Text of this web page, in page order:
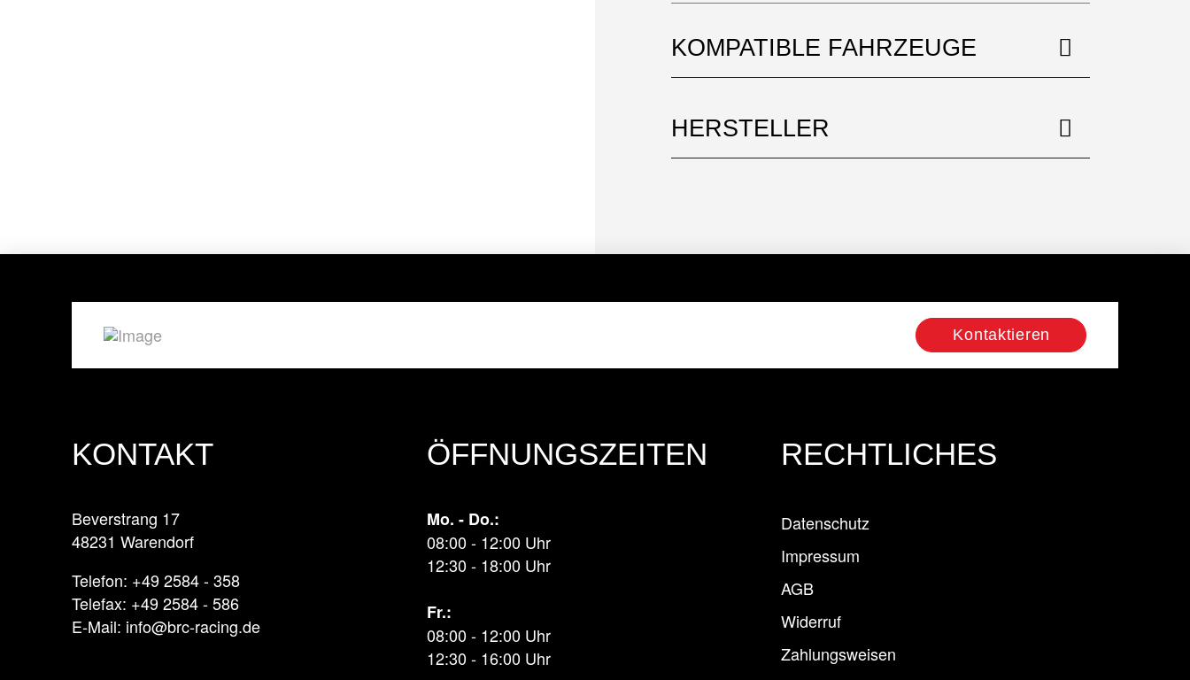
KOMPATIBLE FAHRZEUGE
HERSTELLER
Kontaktieren
KONTAKT
Beverstrang 17
48231 Warendorf
Telefon: +49 2584 - 358
Telefax: +49 2584 - 586
E-Mail: info@brc-racing.de
ÖFFNUNGSZEITEN
Mo. - Do.:
08:00 - 12:00 Uhr
12:30 - 18:00 Uhr
Fr.:
08:00 - 12:00 Uhr
12:30 - 16:00 Uhr
RECHTLICHES
Datenschutz
Impressum
AGB
Widerruf
Zahlungsweisen